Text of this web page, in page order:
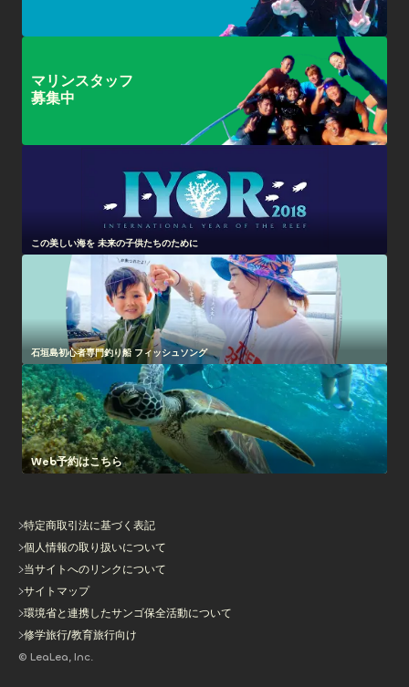
マリンスタッフ
募集中
この美しい海を 未来の子供たちのために
石垣島初心者専門釣り船 フィッシュソング
Web予約はこちら
特定商取引法に基づく表記
個人情報の取り扱いについて
当サイトへのリンクについて
サイトマップ
環境省と連携したサンゴ保全活動について
修学旅行/教育旅行向け
© LeaLea, Inc.